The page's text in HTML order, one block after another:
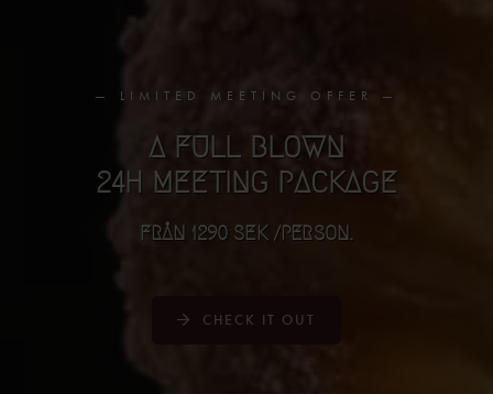
— LIMITED MEETING OFFER —
A FULL BLOWN
24H MEETING PACKAGE
FRÅN 1290 SEK /PERSON.
CHECK IT OUT